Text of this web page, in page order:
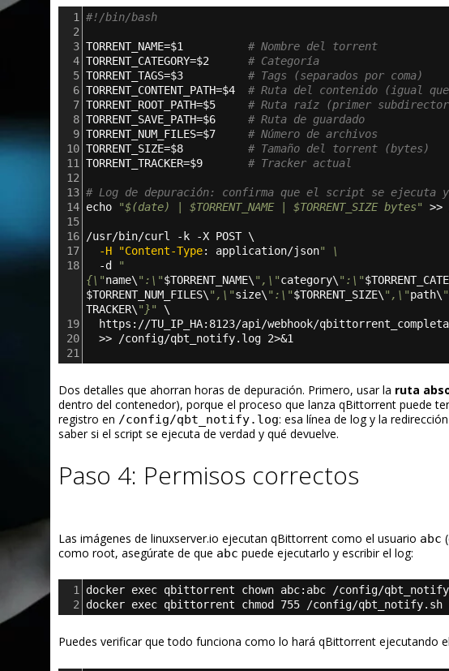
1
#!/bin/bash
2
3 TORRENT_NAME=$1 # Nombre del torrent
4 TORRENT_CATEGORY=$2 # Categoría
5 TORRENT_TAGS=$3 # Tags (separados por coma)
6 TORRENT_CONTENT_PATH=$4 # Ruta del contenido (igual
7 TORRENT_ROOT_PATH=$5 # Ruta raíz (primer
8 TORRENT_SAVE_PATH=$6 # Ruta de guardado
9 TORRENT_NUM_FILES=$7 # Número de archivos
10 TORRENT_SIZE=$8 # Tamaño del torrent (bytes)
11
TORRENT_TRACKER=$9 # Tracker actual
12
13 # Log de depuración: confirma que el script se ejecuta y
14 echo "$(date) | $TORRENT_NAME | $TORRENT_SIZE bytes"
15
16
/usr/bin/curl -k -X POST \
17
  -H "Content-Type
: application/json" \
18
  -d
"
{\"name\ ":\"$TORRENT_NAME\ ",\"category\ ":\"
$TORRENT_NUM_FILES\ ",\"size\ ":\"$TORRENT_SIZE\ ",\"path\
TRACKER\ "}"
\
19
https://TU_IP_HA:8123/api/webhook/
20
  >> /config/qbt_notify.log 2>&1
21
Dos detalles que ahorran horas de depuración. Primero, usar la ruta
dentro del contenedor), porque el proceso que lanza qBittorrent puede
registro en /config/qbt_notify.log: esa línea de log y la
saber si el script se ejecuta de verdad y qué devuelve.
Paso 4: Permisos correctos
Las imágenes de linuxserver.io ejecutan qBittorrent como el usuario abc
como root, asegúrate de que abc puede ejecutarlo y escribir el log:
1 docker exec qbittorrent chown abc:abc /config/
2 docker exec qbittorrent chmod 755 /config/qbt_notify.sh
Puedes verificar que todo funciona como lo hará qBittorrent ejecutando